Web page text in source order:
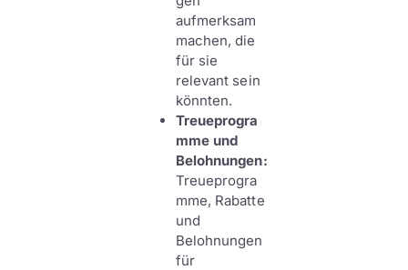
aufmerksam
machen, die
für sie
relevant sein
könnten.
Treueprogra
mme und
Belohnungen:
Treueprogra
mme, Rabatte
und
Belohnungen
für